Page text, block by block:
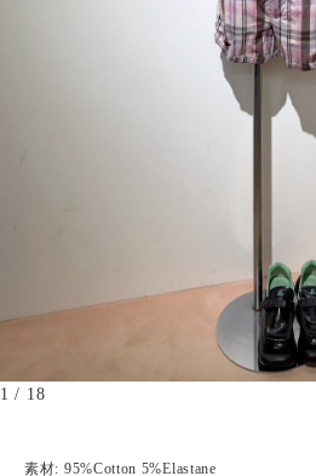
1 / 18
素材: 95%Cotton 5%Elastane